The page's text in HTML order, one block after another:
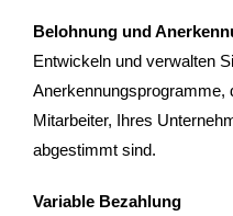
Belohnung und
Entwickeln und verwalten
Anerkennungsprogramme,
Mitarbeiter, Ihres
abgestimmt sind.
Variable Bezahlung